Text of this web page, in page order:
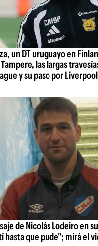
un DT uruguayo en
las largas
y su paso por Liverpool
de Nicolás Lodeiro en
hasta que pude"; mirá el